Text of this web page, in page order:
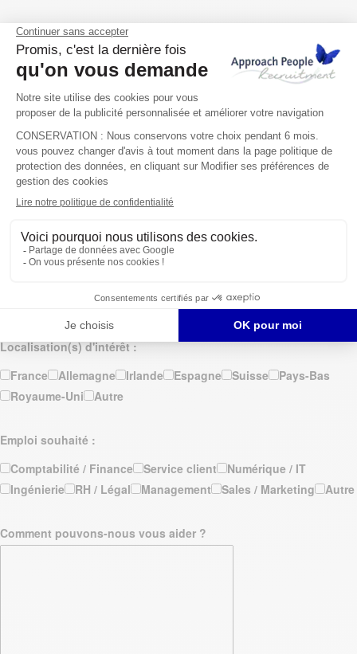
Vous recrutez ?
Votre nom
Localisation(s) d'intérêt :
France
Allemagne Irlande Espagne Suisse
Pays-Bas
Royaume-Uni
Autre
Emploi souhaité :
Comptabilité / Finance
Service client
Numérique / IT
Ingénierie
RH / Légal Management Sales / Marketing Autre
Comment pouvons-nous vous aider ?